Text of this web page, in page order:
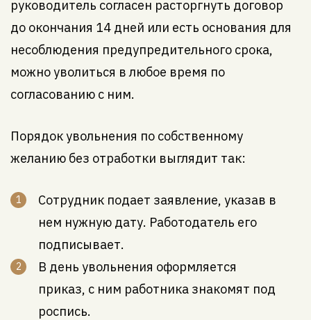
руководитель согласен расторгнуть договор
до окончания 14 дней или есть основания для
несоблюдения предупредительного срока,
можно уволиться в любое время по
согласованию с ним.
Порядок увольнения по собственному
желанию без отработки выглядит так:
Сотрудник подает заявление, указав в
нем нужную дату. Работодатель его
подписывает.
В день увольнения оформляется
приказ, с ним работника знакомят под
роспись.